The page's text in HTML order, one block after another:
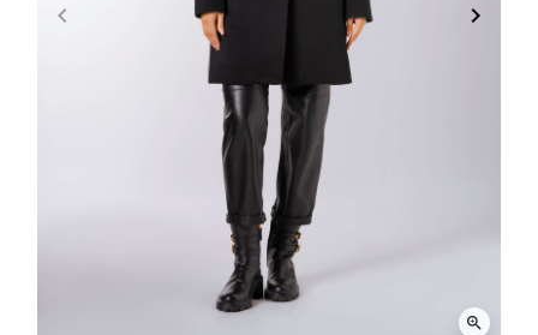
Poprzedni
keyboard_arrow_left keyboard_arrow_right
zoom_in